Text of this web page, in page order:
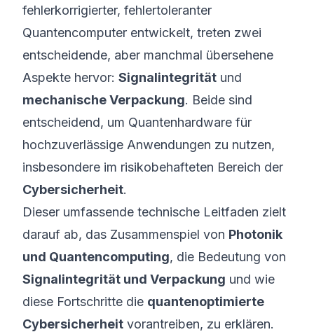
fehlerkorrigierter, fehlertoleranter
Quantencomputer entwickelt, treten zwei
entscheidende, aber manchmal übersehene
Aspekte hervor: Signalintegrität und
mechanische Verpackung. Beide sind
entscheidend, um Quantenhardware für
hochzuverlässige Anwendungen zu nutzen,
insbesondere im risikobehafteten Bereich der
Cybersicherheit.
Dieser umfassende technische Leitfaden zielt
darauf ab, das Zusammenspiel von Photonik
und Quantencomputing, die Bedeutung von
Signalintegrität und Verpackung und wie
diese Fortschritte die quantenoptimierte
Cybersicherheit vorantreiben, zu erklären.